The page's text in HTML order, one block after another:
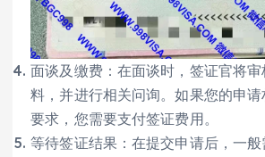
面谈及缴费：在面谈时，签证官将
料，并进行相关问询。如果您的申
要求，您需要支付签证费用。
等待签证结果：在提交申请后，一